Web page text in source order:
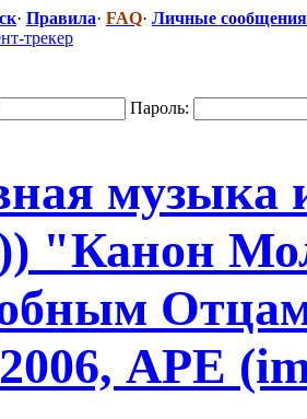
· Правила· FAQ· Личные сообщения
Пароль:
музыка
"Канон
AРЕ